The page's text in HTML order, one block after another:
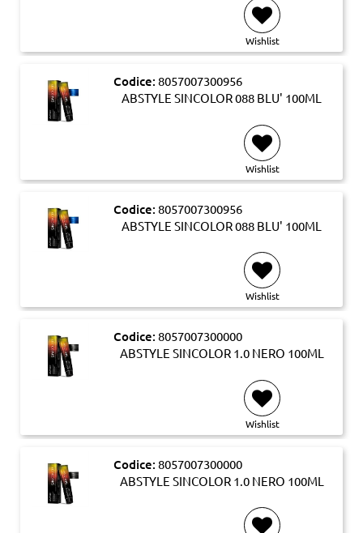
Wishlist
Codice: 8057007300956
ABSTYLE SINCOLOR 088 BLU' 100ML
Wishlist
Codice: 8057007300956
ABSTYLE SINCOLOR 088 BLU' 100ML
Wishlist
Codice: 8057007300000
ABSTYLE SINCOLOR 1.0 NERO 100ML
Wishlist
Codice: 8057007300000
ABSTYLE SINCOLOR 1.0 NERO 100ML